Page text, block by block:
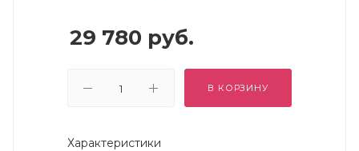
29 780 руб.
В КОРЗИНУ
Характеристики